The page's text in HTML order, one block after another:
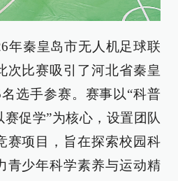
年秦皇岛市无人机足球联
次比赛吸引了河北省秦皇
选手参赛。赛事以“科普
促学”为核心，设置团队
赛项目，旨在探索校园科
青少年科学素养与运动精